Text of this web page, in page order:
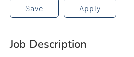
Save Apply
Job Description